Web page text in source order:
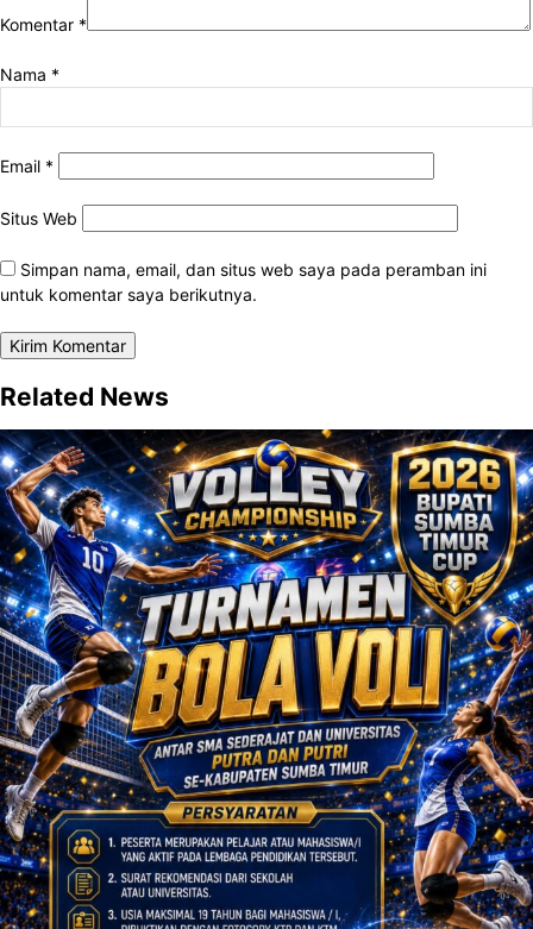
Komentar *
Nama *
Email *
Situs Web
Simpan nama, email, dan situs web saya pada peramban ini
untuk komentar saya berikutnya.
Related News